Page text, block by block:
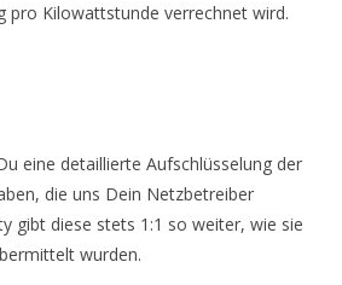
pro Kilowattstunde verrechnet wird.
eine detaillierte Aufschlüsselung der
die uns Dein Netzbetreiber
gibt diese stets 1:1 so weiter, wie sie
wurden.